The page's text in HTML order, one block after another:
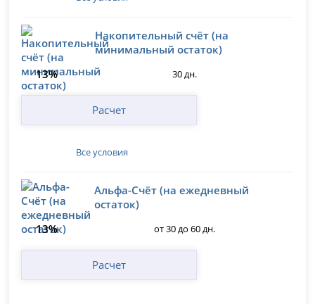
Накопительный счёт (на
минимальный остаток)
13%
30 дн.
Расчет
Все условия
Альфа-Счёт (на ежедневный
остаток)
13%
от 30 до 60 дн.
Расчет